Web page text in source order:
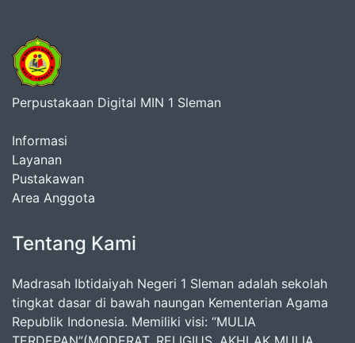
Perpustakaan Digital MIN 1 Sleman
Informasi
Layanan
Pustakawan
Area Anggota
Tentang Kami
Madrasah Ibtidaiyah Negeri 1 Sleman adalah sekolah
tingkat dasar di bawah naungan Kementerian Agama
Republik Indonesia. Memiliki visi: “MULIA